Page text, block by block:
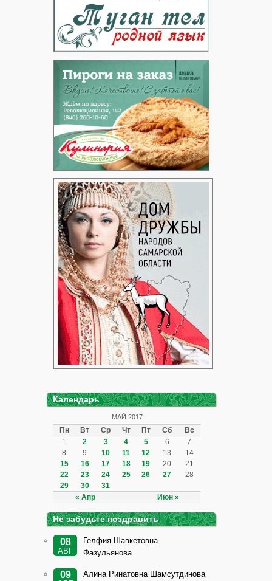
Календарь
МАЙ 2017
Пн Вт Ср Чт Пт Сб Вс
« Апр Июн »
1 2 3 4 5 6
7
8
9 10 11 12 13
14
15
16 17 18 19 20
21
22
23 24 25 26 27
28
29
30 31
Не забудьте поздравить
08
АВГ
Гелфия Шавкетовна
Фазульянова
09 Алина Ринатовна Шамсутдинова